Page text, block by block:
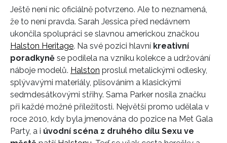
Ještě není nic oficiálně potvrzeno. Ale to neznamená,
že to není pravda. Sarah Jessica před nedávnem
ukončila spolupráci se slavnou americkou značkou
Halston Heritage. Na své pozici hlavní kreativní
poradkyně se podílela na vzniku kolekce a udržování
náboje modelů. Halston proslul metalickými odlesky,
splývavými materiály, plisováním a klasickými
sedmdesátkovými střihy. Sama Parker nosila značku
při každé možné příležitosti. Největší promo udělala v
roce 2010, kdy byla jmenována do pozice na Met Gala
Party, a i úvodní scéna z druhého dílu Sexu ve